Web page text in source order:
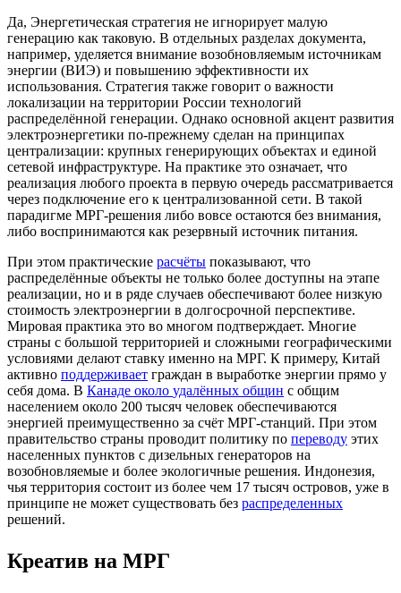
Да, Энергетическая стратегия не игнорирует малую
генерацию как таковую. В отдельных разделах документа,
например, уделяется внимание возобновляемым источникам
энергии (ВИЭ) и повышению эффективности их
использования. Стратегия также говорит о важности
локализации на территории России технологий
распределённой генерации. Однако основной акцент развития
электроэнергетики по-прежнему сделан на принципах
централизации: крупных генерирующих объектах и единой
сетевой инфраструктуре. На практике это означает, что
реализация любого проекта в первую очередь рассматривается
через подключение его к централизованной сети. В такой
парадигме МРГ-решения либо вовсе остаются без внимания,
либо воспринимаются как резервный источник питания.
При этом практические расчёты показывают, что
распределённые объекты не только более доступны на этапе
реализации, но и в ряде случаев обеспечивают более низкую
стоимость электроэнергии в долгосрочной перспективе.
Мировая практика это во многом подтверждает. Многие
страны с большой территорией и сложными географическими
условиями делают ставку именно на МРГ. К примеру, Китай
активно поддерживает граждан в выработке энергии прямо у
себя дома. В Канаде около удалённых общин с общим
населением около 200 тысяч человек обеспечиваются
энергией преимущественно за счёт МРГ-станций. При этом
правительство страны проводит политику по переводу этих
населенных пунктов с дизельных генераторов на
возобновляемые и более экологичные решения. Индонезия,
чья территория состоит из более чем 17 тысяч островов, уже в
принципе не может существовать без распределенных
решений.
Креатив на МРГ